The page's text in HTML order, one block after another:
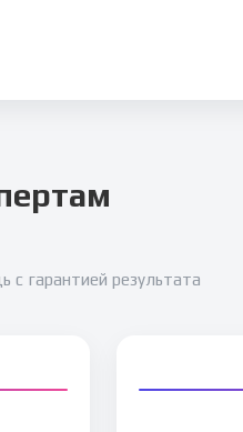
гарантией результата